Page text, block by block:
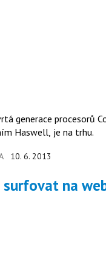
generace procesorů
Haswell, je na trhu.
10. 6. 2013